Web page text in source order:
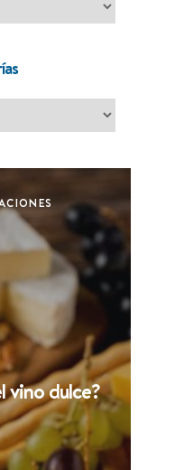
vino dulce?